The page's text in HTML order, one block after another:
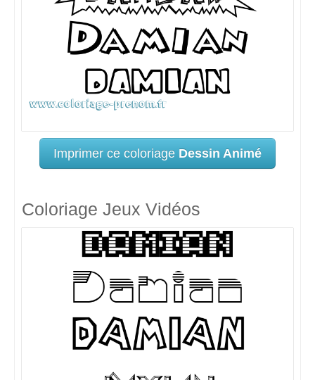
Imprimer ce coloriage Dessin Animé
Coloriage Jeux Vidéos